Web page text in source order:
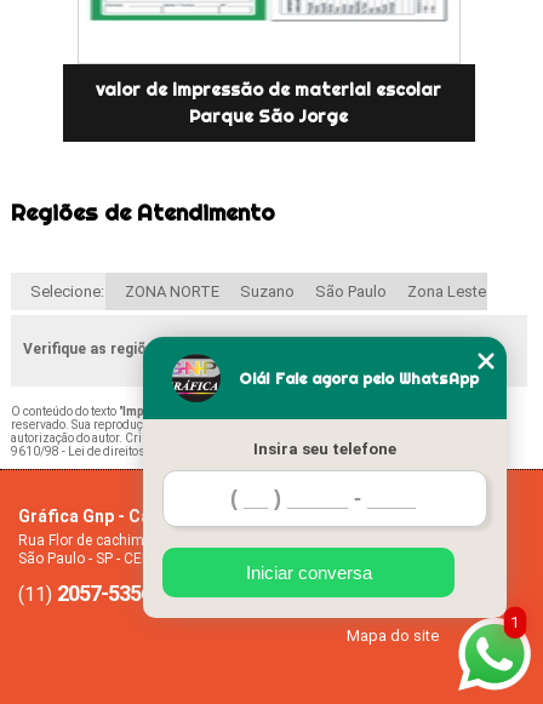
valor de impressão de material escolar
Parque São Jorge
Regiões de Atendimento
Selecione: ZONA NORTE Suzano São Paulo Zona Leste
Verifique as regiões que atendemos
O conteúdo do texto "Impressão Ficha Remissiva Escolar Vila Carrão
reservado. Sua reprodução, parcial ou total, mesmo citando nossos links, é proibida sem a
autorização do autor. Crime de violação de direito autoral – artigo 184 do Código Penal –
9610/98 - Lei de direitos autorais
Gráfica Gnp - Cartão de visita
Rua Flor de cachimbo, 274 - Jardim Santana
São Paulo - SP - CEP: 08050-040
(11) 2057-5356 (11)94612-2445
Missão
Mapa do site
1
Olá! Fale agora pelo WhatsApp
Insira seu telefone
Iniciar conversa